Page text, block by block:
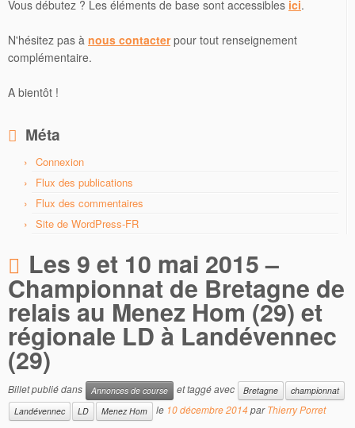
Vous débutez ? Les éléments de base sont accessibles ici.
N'hésitez pas à nous contacterpour tout renseignement
complémentaire.
A bientôt !
Méta
Connexion
Flux des publications
Flux des commentaires
Site de WordPress-FR
Les 9 et 10 mai 2015 –
Championnat de Bretagne de
relais au Menez Hom (29) et
régionale LD à Landévennec
(29)
Billet publié dans Annonces de course et taggé avec Bretagne
championnat
Landévennec
LD Menez Hom le 10 décembre 2014parThierry Porret